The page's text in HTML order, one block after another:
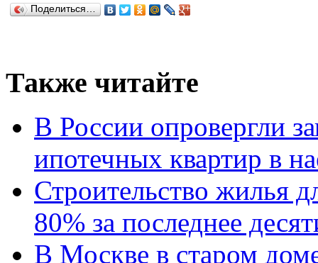
Поделиться…
Также читайте
В России опровергли
ипотечных квартир в
Строительство жилья
80% за последнее
В Москве в старом